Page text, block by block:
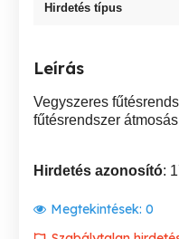
Hirdetés típus
Leírás
Vegyszeres
fűtésrendszer
Hirdetés azonosító:
Megtekintések: 0